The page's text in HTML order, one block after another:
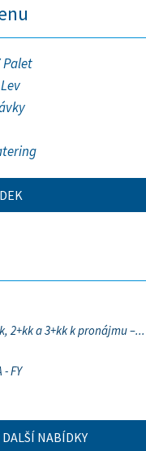
Palet
2+kk a 3+kk k pronájmu –...
FY
NABÍDKY